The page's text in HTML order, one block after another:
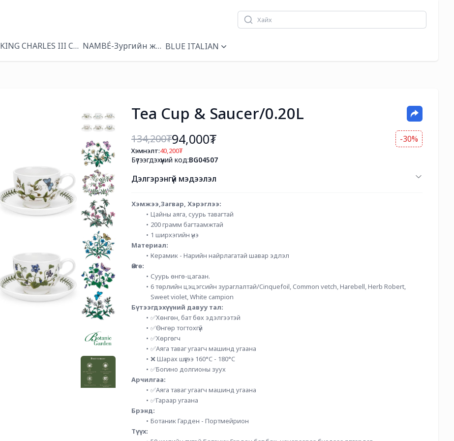
KING CHARLES III CORONATIONNAMBÉ-Зургийн жаазBLUE ITALIAN
Tea Cup & Saucer/0.20L
134,200₮94,000₮ -30%
Хэмнэлт:40,200₮
Бүтээгдэхүүний код:BG04507
Дэлгэрэнгүй мэдээлэл
Хэмжээ,Загвар, Хэрэглээ:
Цайны аяга, суурь тавагтай
200 грамм багтаамжтай
1 ширхэгийн үнэ
Материал:
Керамик - Нарийн найрлагатай шавар эдлэл
Өнгө:
Суурь өнгө-цагаан.
6 төрлийн цэцэгсийн зураглалтай/Cinquefoil, Common vetch, Harebell, Herb Robert,
Sweet violet, White campion
Бүтээгдэхүүний давуу тал:
✅Хөнгөн, бат бөх эдэлгээтэй
✅Өнгөр тогтохгүй
✅Хөргөгч
✅Аяга таваг угаагч машинд угаана
❌ Шарах шүүгээ 160°C - 180°C
✅Богино долгионы зуух
Арчилгаа:
✅Аяга таваг угаагч машинд угаана
✅Гараар угаана
Брэнд:
Ботаник Гарден - Портмейрион
Түүх: